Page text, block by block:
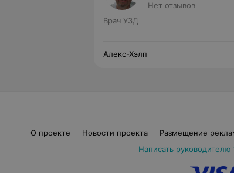
Нет отзывов
Врач УЗД
Алекс-Хэлп
О проекте Новости проекта Размещение
Написать руководителю